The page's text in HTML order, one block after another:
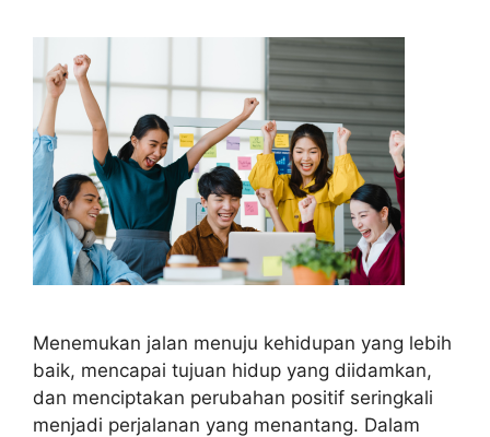
Menemukan jalan menuju kehidupan yang lebih
baik, mencapai tujuan hidup yang diidamkan,
dan menciptakan perubahan positif seringkali
menjadi perjalanan yang menantang. Dalam